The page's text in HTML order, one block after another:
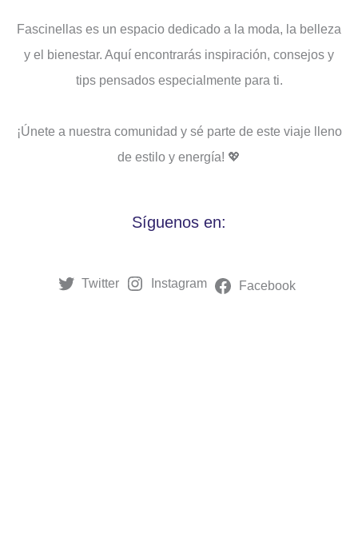
Fascinellas es un espacio dedicado a la moda, la belleza
y el bienestar. Aquí encontrarás inspiración, consejos y
tips pensados ​​especialmente para ti.
¡Únete a nuestra comunidad y sé parte de este viaje lleno
de estilo y energía! 💖
Síguenos en:
Twitter Instagram Facebook